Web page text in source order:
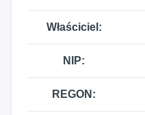
Właściciel:
NIP:
REGON: